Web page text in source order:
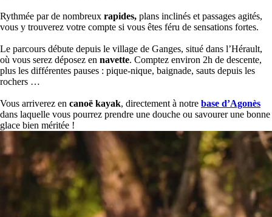
Rythmée par de nombreux rapides, plans inclinés et passages agités,
vous y trouverez votre compte si vous êtes féru de sensations fortes.
Le parcours débute depuis le village de Ganges, situé dans l’Hérault,
où vous serez déposez en navette. Comptez environ 2h de descente,
plus les différentes pauses : pique-nique, baignade, sauts depuis les
rochers …
Vous arriverez en canoë kayak, directement à notre base d’Agonès
dans laquelle vous pourrez prendre une douche ou savourer une bonne
glace bien méritée !